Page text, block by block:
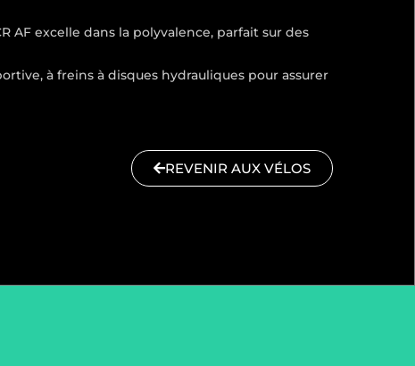
AF excelle dans la polyvalence, parfait sur des
à freins à disques hydrauliques pour assurer
REVENIR AUX VÉLOS